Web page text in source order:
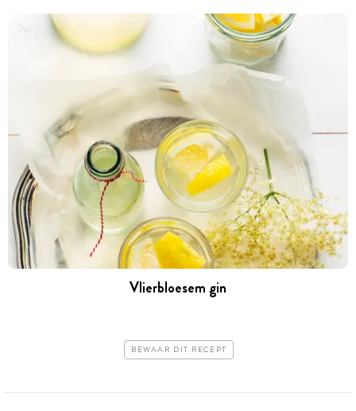
Vlierbloesem gin
BEWAAR DIT RECEPT